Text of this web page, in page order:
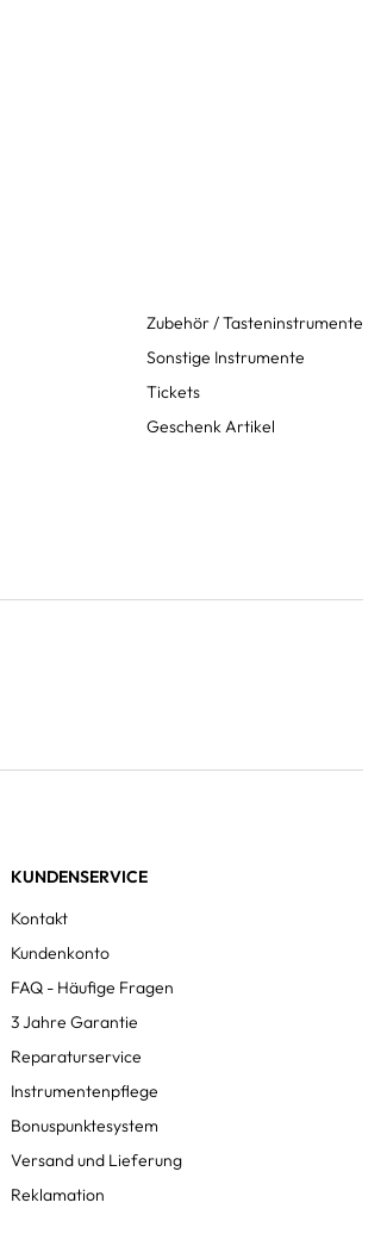
Zubehör / Tasteninstrumente
Sonstige Instrumente
Tickets
Geschenk Artikel
KUNDENSERVICE
Kontakt
Kundenkonto
FAQ - Häufige Fragen
3 Jahre Garantie
Reparaturservice
Instrumentenpflege
Bonuspunktesystem
Versand und Lieferung
Reklamation